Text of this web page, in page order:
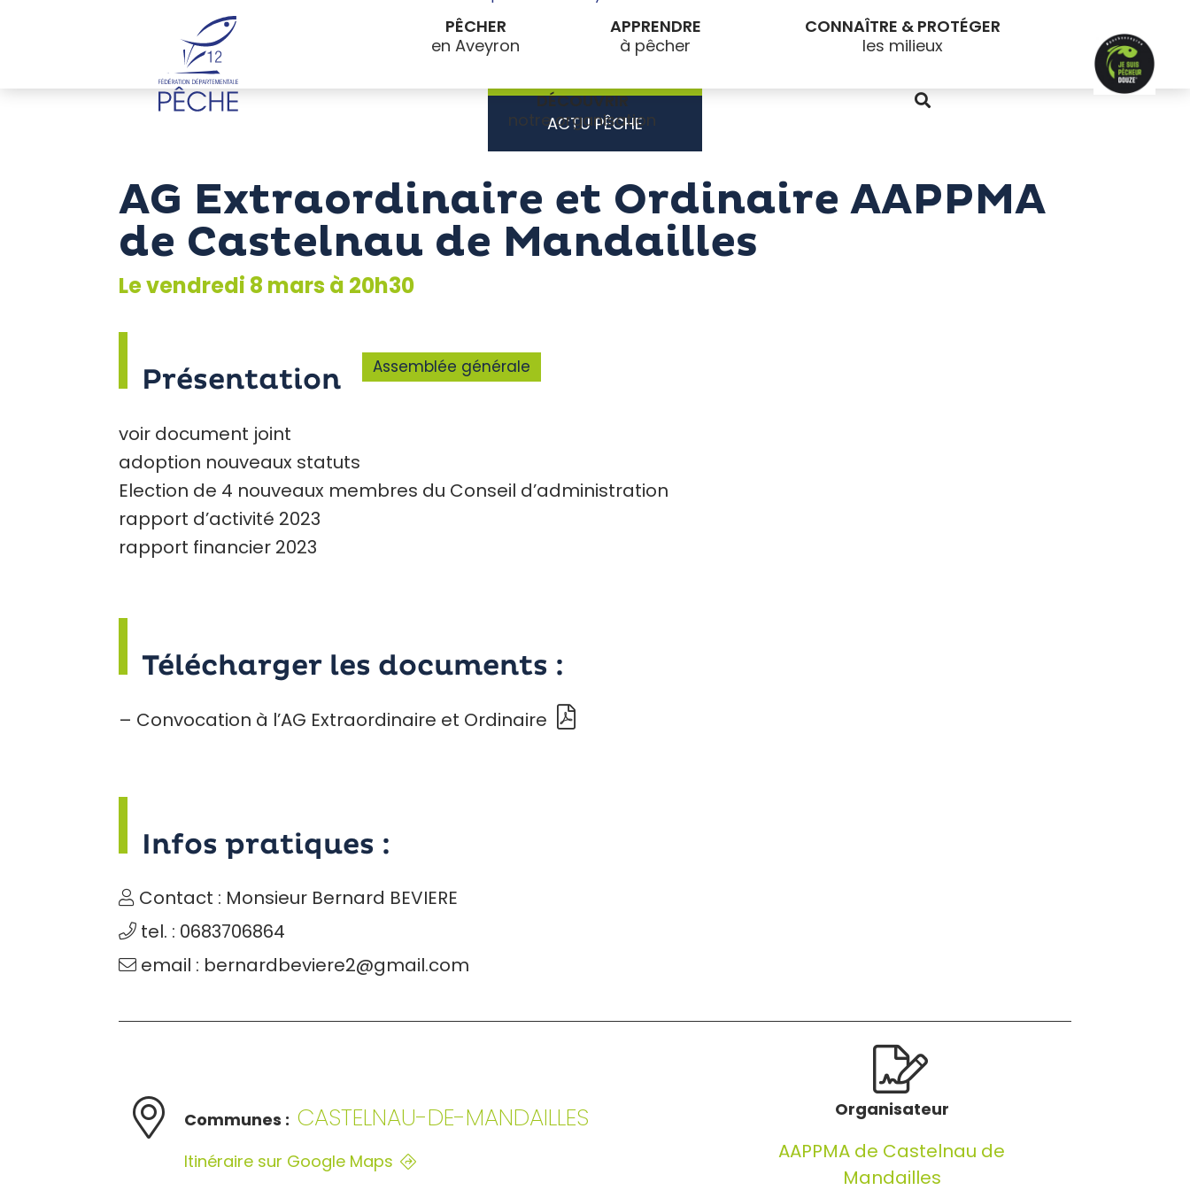
PÊCHER APPRENDRE CONNAÎTRE & PROTÉGER
DÉCOUVRIR
ACTU PÊCHE
AG Extraordinaire et Ordinaire AAPPMA
de Castelnau de Mandailles
Le vendredi 8 mars à 20h30
Présentation Assemblée générale
voir document joint
adoption nouveaux statuts
Election de 4 nouveaux membres du Conseil d’administration
rapport d’activité 2023
rapport financier 2023
Télécharger les documents :
– Convocation à l’AG Extraordinaire et Ordinaire
Infos pratiques :
Contact : Monsieur Bernard BEVIERE
tel. : 0683706864
email : bernardbeviere2@gmail.com
Communes : CASTELNAU-DE-MANDAILLES
Itinéraire sur Google Maps
Organisateur
AAPPMA de Castelnau de
Mandailles